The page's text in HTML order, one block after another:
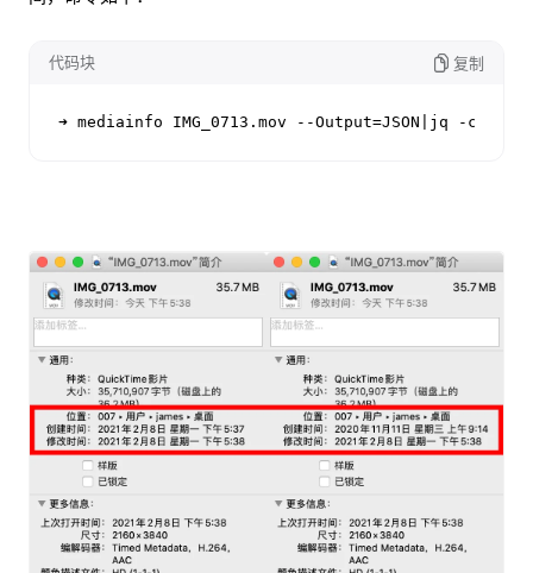
代码块 复制
➜ mediainfo IMG_0713.mov --Output=JSON|jq -c